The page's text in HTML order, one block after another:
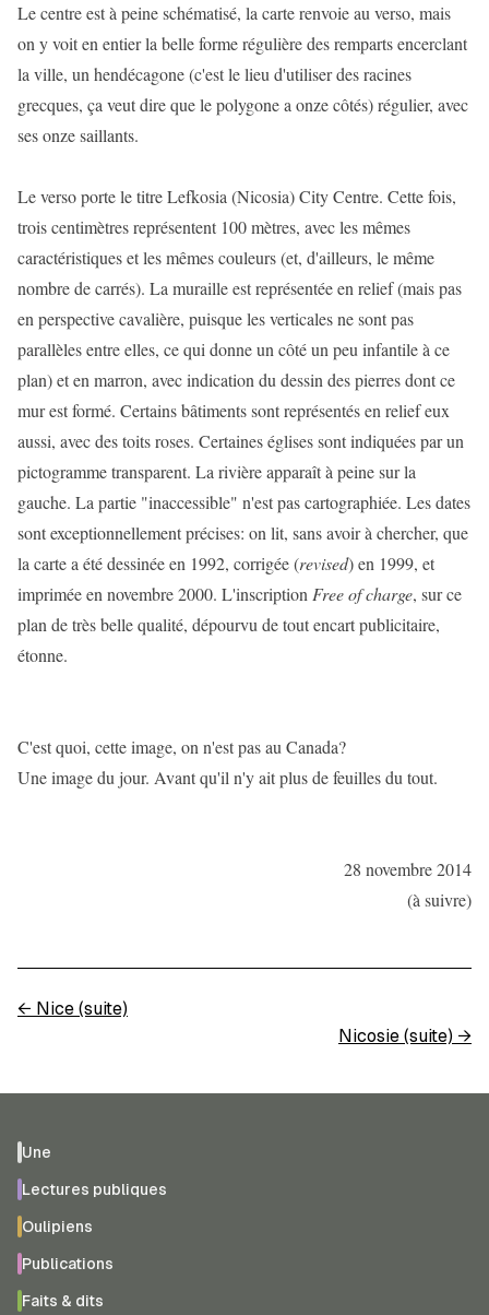
Le centre est à peine schématisé, la carte renvoie au verso, mais
on y voit en entier la belle forme régulière des remparts encerclant
la ville, un hendécagone (c'est le lieu d'utiliser des racines
grecques, ça veut dire que le polygone a onze côtés) régulier, avec
ses onze saillants.
Le verso porte le titre Lefkosia (Nicosia) City Centre. Cette fois,
trois centimètres représentent 100 mètres, avec les mêmes
caractéristiques et les mêmes couleurs (et, d'ailleurs, le même
nombre de carrés). La muraille est représentée en relief (mais pas
en perspective cavalière, puisque les verticales ne sont pas
parallèles entre elles, ce qui donne un côté un peu infantile à ce
plan) et en marron, avec indication du dessin des pierres dont ce
mur est formé. Certains bâtiments sont représentés en relief eux
aussi, avec des toits roses. Certaines églises sont indiquées par un
pictogramme transparent. La rivière apparaît à peine sur la
gauche. La partie "inaccessible" n'est pas cartographiée. Les dates
sont exceptionnellement précises: on lit, sans avoir à chercher, que
la carte a été dessinée en 1992, corrigée (revised) en 1999, et
imprimée en novembre 2000. L'inscription Free of charge, sur ce
plan de très belle qualité, dépourvu de tout encart publicitaire,
étonne.
C'est quoi, cette image, on n'est pas au Canada?
Une image du jour. Avant qu'il n'y ait plus de feuilles du tout.
28 novembre 2014
(à suivre)
← Nice (suite)
Nicosie (suite) →
Une
Lectures publiques
Oulipiens
Publications
Faits & dits